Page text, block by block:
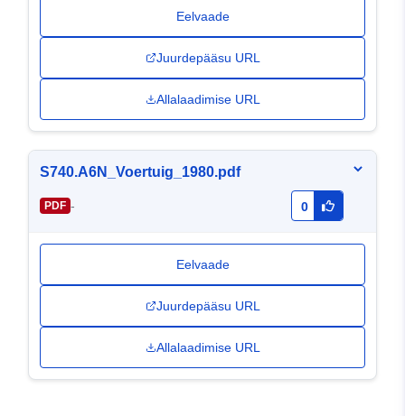
Eelvaade
Juurdepääsu URL
Allalaadimise URL
S740.A6N_Voertuig_1980.pdf
PDF - 0
Eelvaade
Juurdepääsu URL
Allalaadimise URL